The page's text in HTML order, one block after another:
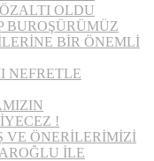
OLDU
BUROŞÜRÜMÜZ
BİR ÖNEMLİ
NEFRETLE
!
VE ÖNERİLERİMİZİ
İLE